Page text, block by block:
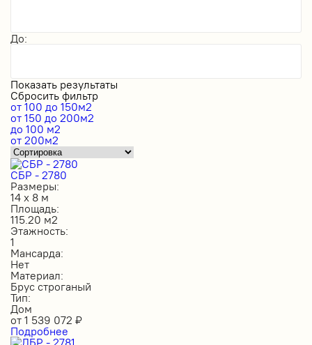
До:
Показать результаты
Сбросить фильтр
от 100 до 150м2
от 150 до 200м2
до 100 м2
от 200м2
СБР - 2780
Размеры:
14 х 8 м
Площадь:
115.20 м2
Этажность:
1
Мансарда:
Нет
Материал:
Брус строганый
Тип:
Дом
от 1 539 072 ₽
Подробнее